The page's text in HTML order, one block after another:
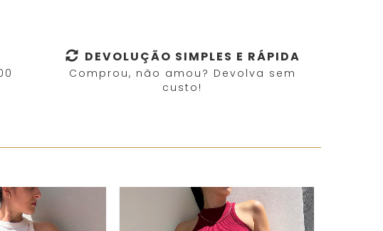
DEVOLUÇÃO SIMPLES E RÁPIDA
Comprou, não amou? Devolva sem
custo!